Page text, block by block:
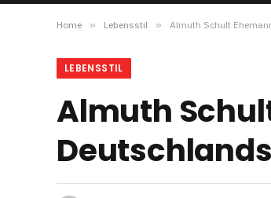
Home » Lebensstil » Almuth Schult
LEBENSSTIL
Almuth